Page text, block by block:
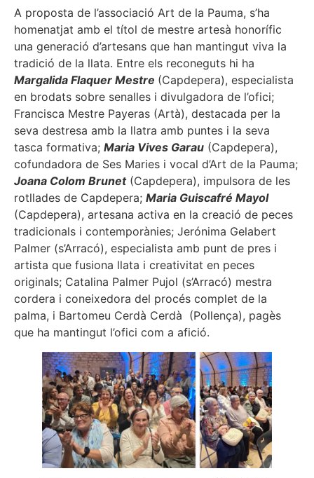
A proposta de l’associació Art de la Pauma, s’ha
homenatjat amb el títol de mestre artesà honorífic
una generació d’artesans que han mantingut viva la
tradició de la llata. Entre els reconeguts hi ha
Margalida Flaquer Mestre (Capdepera), especialista
en brodats sobre senalles i divulgadora de l’ofici;
Francisca Mestre Payeras (Artà), destacada per la
seva destresa amb la llatra amb puntes i la seva
tasca formativa; Maria Vives Garau (Capdepera),
cofundadora de Ses Maries i vocal d’Art de la Pauma;
Joana Colom Brunet(Capdepera), impulsora de les
rotllades de Capdepera; Maria Guiscafré Mayol
(Capdepera), artesana activa en la creació de peces
tradicionals i contemporànies; Jerónima Gelabert
Palmer (s’Arracó), especialista amb punt de pres i
artista que fusiona llata i creativitat en peces
originals; Catalina Palmer Pujol (s’Arracó) mestra
cordera i coneixedora del procés complet de la
palma, i Bartomeu Cerdà Cerdà (Pollença), pagès
que ha mantingut l’ofici com a afició.